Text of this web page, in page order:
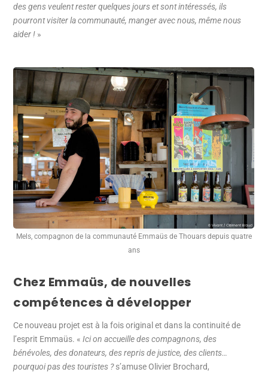
des gens veulent rester quelques jours et sont intéressés, ils
pourront visiter la communauté, manger avec nous, même nous
aider ! »
Mels, compagnon de la communauté Emmaüs de Thouars depuis quatre
ans
Chez Emmaüs, de nouvelles
compétences à développer
Ce nouveau projet est à la fois original et dans la continuité de
l’esprit Emmaüs. «Ici on accueille des compagnons, des
bénévoles, des donateurs, des repris de justice, des clients…
pourquoi pas des touristes ?s’amuse Olivier Brochard,